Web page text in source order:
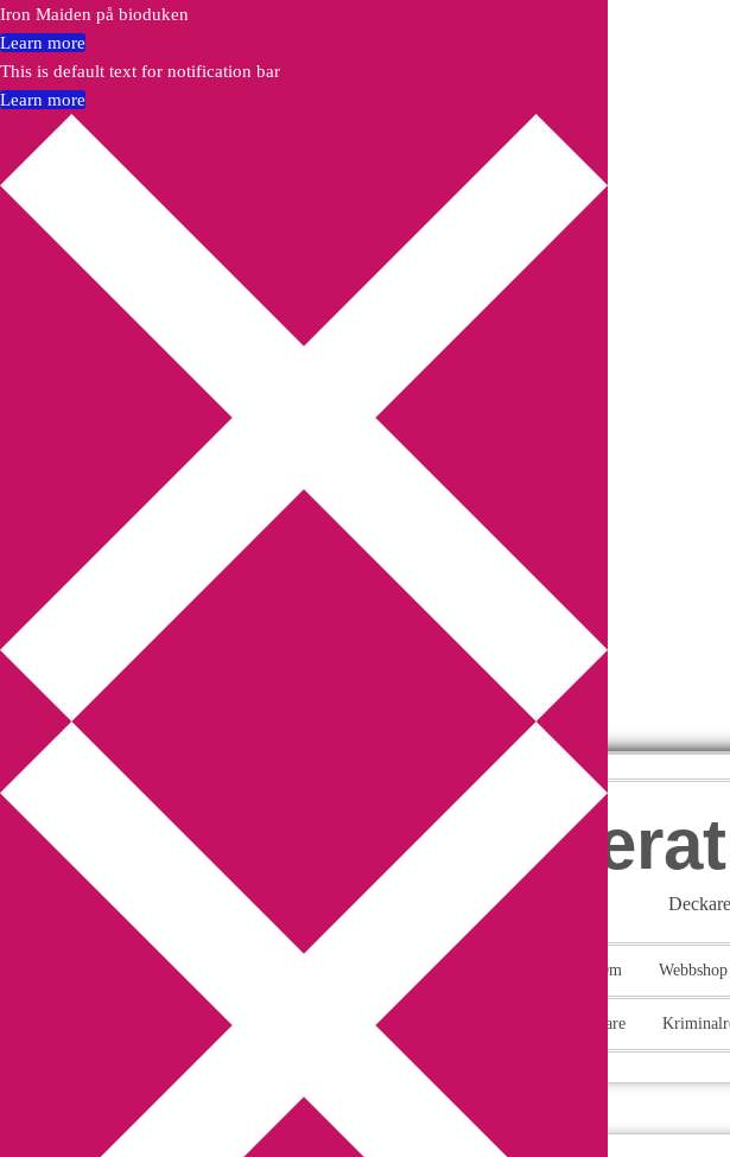
Annikas
Författarfemman Om
Gästinlägg Bokbloggsjerka Deckare
You are here:Home Archives for Litterära resmål
Iron Maiden på bioduken
Learn more
This is default text for notification bar
Learn more